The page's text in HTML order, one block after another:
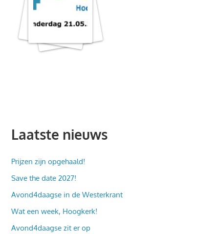
Laatste nieuws
Prijzen zijn opgehaald!
Save the date 2027!
Avond4daagse in de Westerkrant
Wat een week, Hoogkerk!
Avond4daagse zit er op